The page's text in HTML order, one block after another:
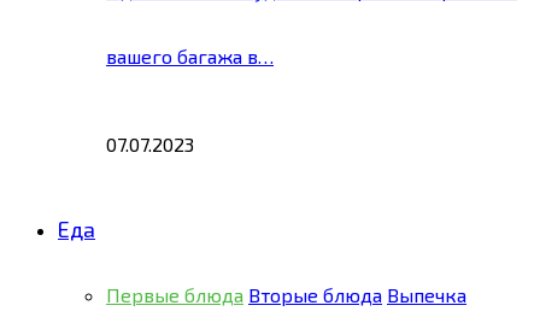
вашего багажа в…
07.07.2023
Еда
Первые блюда Вторые блюда Выпечка